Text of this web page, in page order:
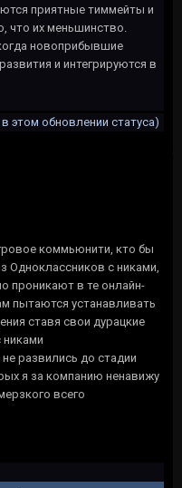
приятные тиммейты и
что их меньшинство.
новоприбывшие
и интегрируются в
этом обновлении статуса)
коммьюнити, кто бы
Одноклассников с никами,
проникают в те онлайн-
пытаются устанавливать
ставя свои дурацкие
никами
развились до стадии
я за компанию ненавижу
всего